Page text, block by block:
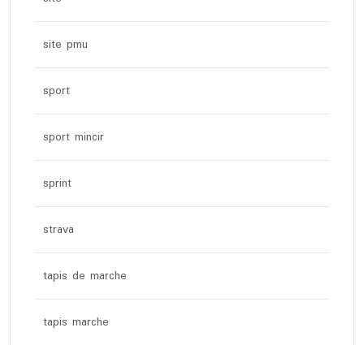
site pmu
sport
sport mincir
sprint
strava
tapis de marche
tapis marche